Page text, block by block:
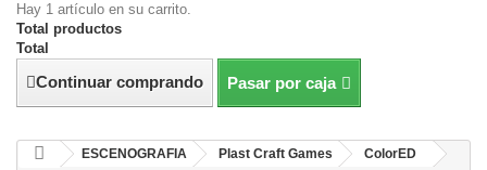
Hay 1 artículo en su carrito.
Total productos
Total
Continuar comprando Pasar por caja
ESCENOGRAFIA Plast Craft Games
ColorED